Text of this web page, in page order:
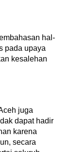
hal-
pada upaya
kesalehan
juga
dapat hadir
karena
secara